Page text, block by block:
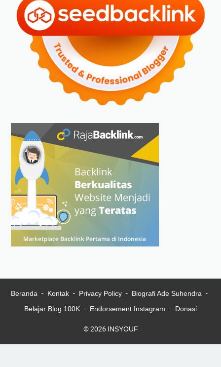
Beranda Kontak Privacy Policy
Biografi Ade Suhendra
Belajar Blog 100K
Endorsement Instagram Donasi
© 2026 INSYOUF